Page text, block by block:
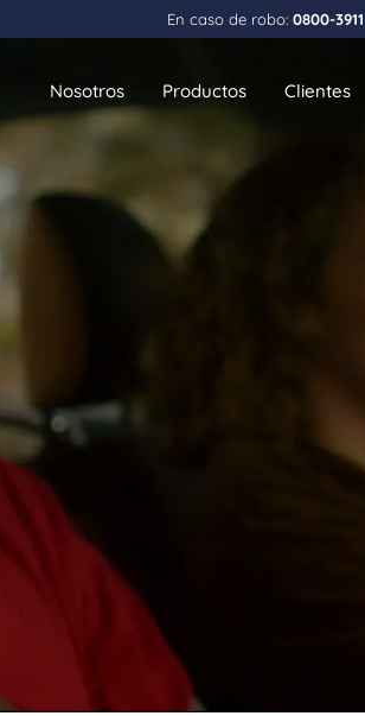
En caso de robo: 0800-3911
Nosotros Productos
Personas
Clientes